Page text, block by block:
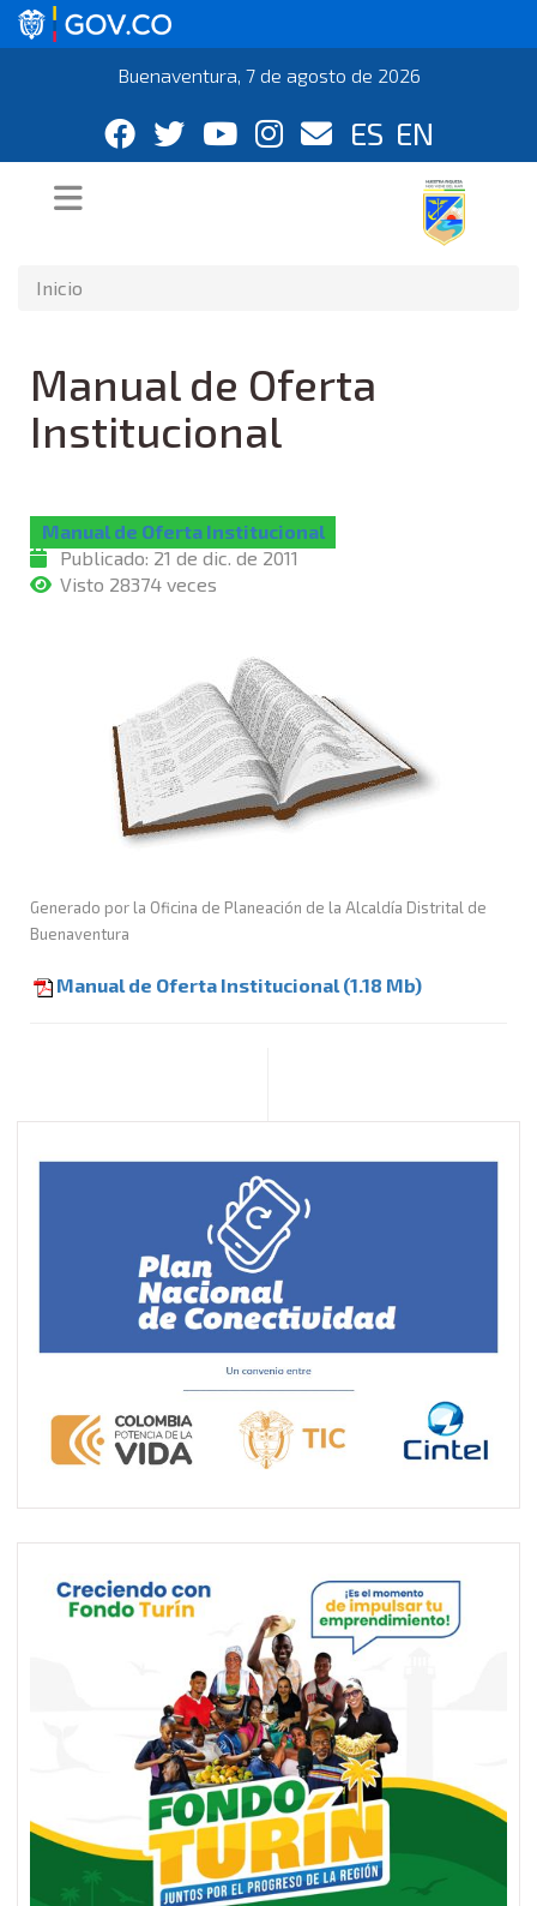
Buenaventura, 7 de agosto de 2026
ES EN
Inicio
Manual de Oferta
Institucional
Manual de Oferta Institucional
Publicado: 21 de dic. de 2011
Visto 28374 veces
Generado por la Oficina de Planeación de la Alcaldía Distrital de
Buenaventura
Manual de Oferta Institucional (1.18 Mb)